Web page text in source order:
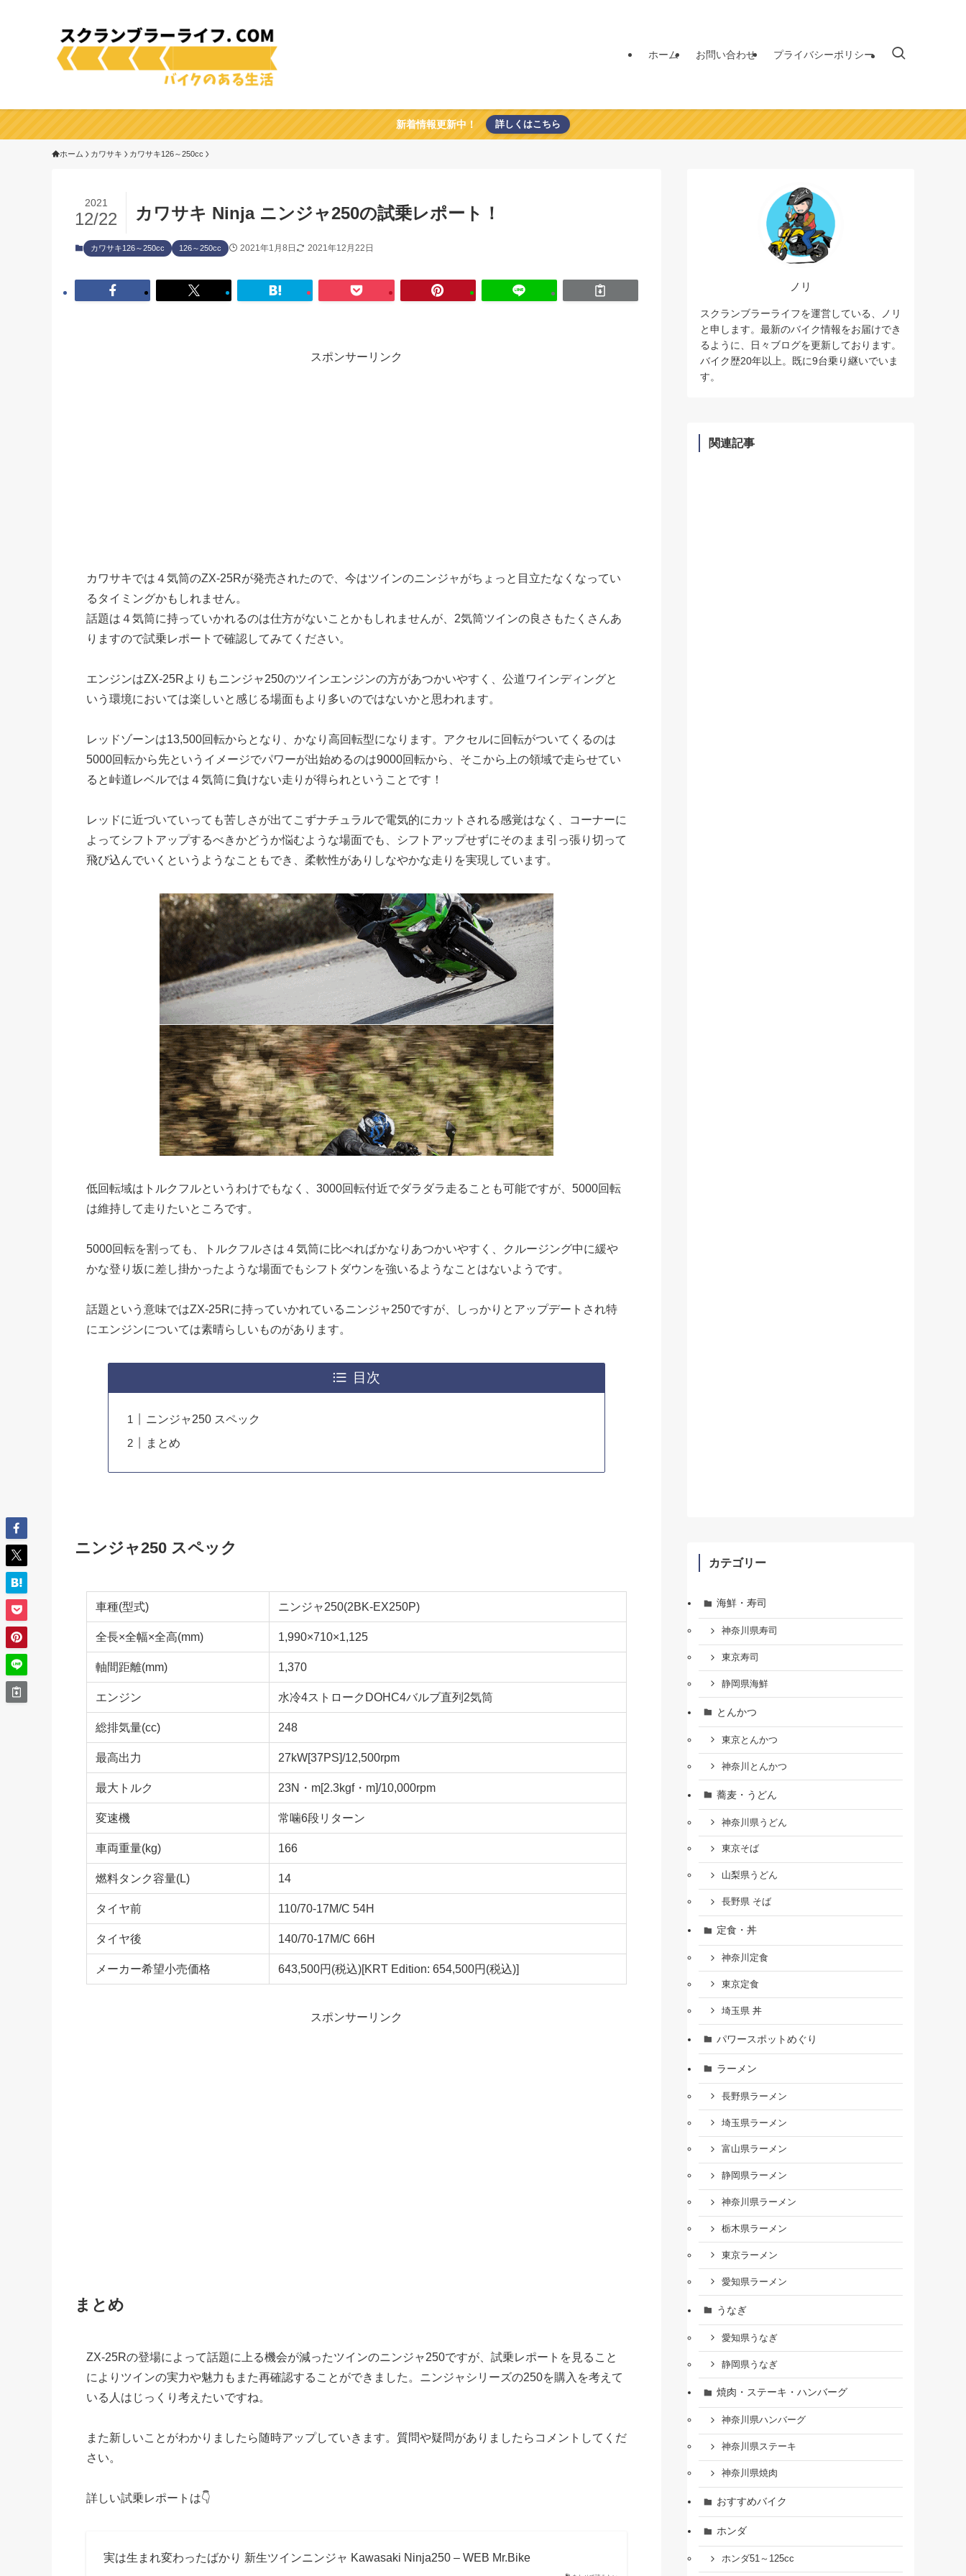
ホーム お問い合わせ プライバシーポリシー
新着情報更新中！ 詳しくはこちら
ホーム カワサキ カワサキ126～250cc
カワサキ Ninja ニンジャ250の試乗レポート！
2021
12/22
カワサキ126～250cc 126～250cc 2021年1月8日 2021年12月22日
スポンサーリンク
カワサキでは４気筒のZX-25Rが発売されたので、今はツインのニンジャがちょっと目立たなくなってい
るタイミングかもしれません。
話題は４気筒に持っていかれるのは仕方がないことかもしれませんが、2気筒ツインの良さもたくさんあ
りますので試乗レポートで確認してみてください。
エンジンはZX-25Rよりもニンジャ250のツインエンジンの方があつかいやすく、公道ワインディングと
いう環境においては楽しいと感じる場面もより多いのではないかと思われます。
レッドゾーンは13,500回転からとなり、かなり高回転型になります。アクセルに回転がついてくるのは
5000回転から先というイメージでパワーが出始めるのは9000回転から、そこから上の領域で走らせてい
ると峠道レベルでは４気筒に負けない走りが得られということです！
レッドに近づいていっても苦しさが出てこずナチュラルで電気的にカットされる感覚はなく、コーナーに
よってシフトアップするべきかどうか悩むような場面でも、シフトアップせずにそのまま引っ張り切って
飛び込んでいくというようなこともでき、柔軟性がありしなやかな走りを実現しています。
低回転域はトルクフルというわけでもなく、3000回転付近でダラダラ走ることも可能ですが、5000回転
は維持して走りたいところです。
5000回転を割っても、トルクフルさは４気筒に比べればかなりあつかいやすく、クルージング中に緩や
かな登り坂に差し掛かったような場面でもシフトダウンを強いるようなことはないようです。
話題という意味ではZX-25Rに持っていかれているニンジャ250ですが、しっかりとアップデートされ特
にエンジンについては素晴らしいものがあります。
目次
ニンジャ250 スペック
まとめ
ニンジャ250 スペック
車種(型式) ニンジャ250(2BK-EX250P)
全長×全幅×全高(mm) 1,990×710×1,125
軸間距離(mm) 1,370
エンジン 水冷4ストロークDOHC4バルブ直列2気筒
総排気量(cc) 248
最高出力 27kW[37PS]/12,500rpm
最大トルク 23N・m[2.3kgf・m]/10,000rpm
変速機 常噛6段リターン
車両重量(kg) 166
燃料タンク容量(L) 14
タイヤ前 110/70-17M/C 54H
タイヤ後 140/70-17M/C 66H
メーカー希望小売価格 643,500円(税込)[KRT Edition: 654,500円(税込)]
スポンサーリンク
まとめ
ZX-25Rの登場によって話題に上る機会が減ったツインのニンジャ250ですが、試乗レポートを見ること
によりツインの実力や魅力もまた再確認することができました。ニンジャシリーズの250を購入を考えて
いる人はじっくり考えたいですね。
また新しいことがわかりましたら随時アップしていきます。質問や疑問がありましたらコメントしてくだ
さい。
詳しい試乗レポートは👇
実は生まれ変わったばかり 新生ツインニンジャ Kawasaki Ninja250 – WEB Mr.Bike
ノリ
スクランブラーライフを運営している、ノリ
と申します。最新のバイク情報をお届けでき
るように、日々ブログを更新しております。
バイク歴20年以上。既に9台乗り継いでいま
す。
関連記事
カテゴリー
海鮮・寿司
神奈川県寿司
東京寿司
静岡県海鮮
とんかつ
東京とんかつ
神奈川とんかつ
蕎麦・うどん
神奈川県うどん
東京そば
山梨県うどん
長野県 そば
定食・丼
神奈川定食
東京定食
埼玉県 丼
パワースポットめぐり
ラーメン
長野県ラーメン
埼玉県ラーメン
富山県ラーメン
静岡県ラーメン
神奈川県ラーメン
栃木県ラーメン
東京ラーメン
愛知県ラーメン
うなぎ
愛知県うなぎ
静岡県うなぎ
焼肉・ステーキ・ハンバーグ
神奈川県ハンバーグ
神奈川県ステーキ
神奈川県焼肉
おすすめバイク
ホンダ
ホンダ51～125cc